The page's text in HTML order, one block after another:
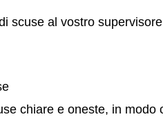
scuse al vostro
chiare e oneste, in